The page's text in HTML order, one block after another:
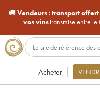
🚚Vendeurs : transport offert
vos vinstransmise entre
Acheter